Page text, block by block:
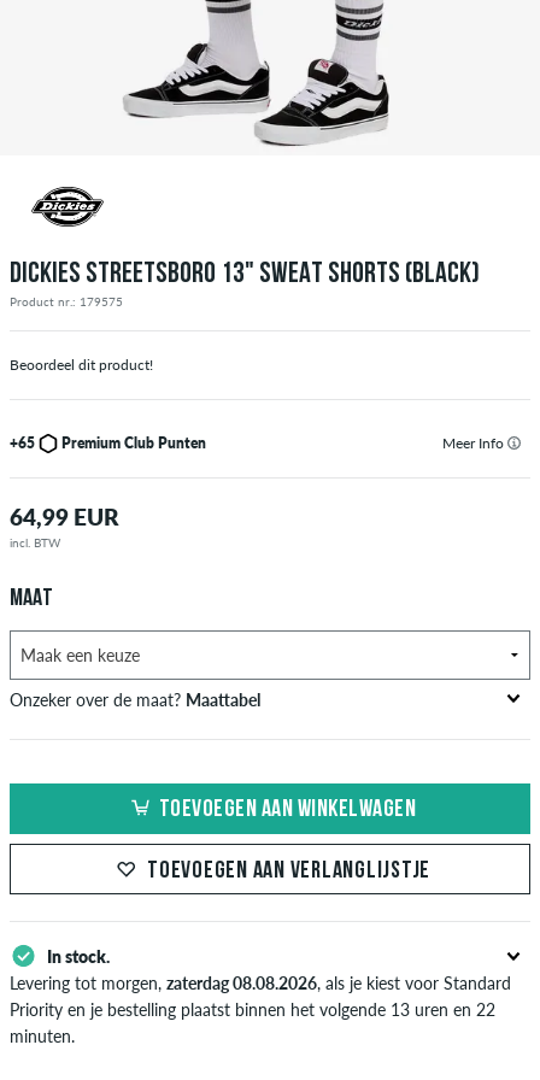
DICKIES STREETSBORO 13" SWEAT SHORTS (BLACK)
Product nr.: 179575
Beoordeel dit product!
+65 Premium Club Punten Meer Info
64,99 EUR
incl. BTW
MAAT
Onzeker over de maat? Maattabel
26-27 66-69
28-29 71-73,5
M 32-33
L 34 86
XL
TOEVOEGEN AAN WINKELWAGEN
TOEVOEGEN AAN VERLANGLIJSTJE
In stock.
Levering tot morgen, zaterdag 08.08.2026, als je kiest voor Standard
Priority en je bestelling plaatst binnen het volgende 13 uren en 22
minuten.